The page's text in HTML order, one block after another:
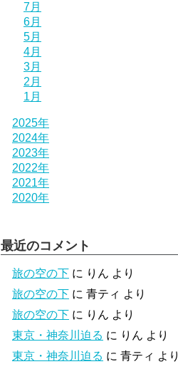
7月
6月
5月
4月
3月
2月
1月
2025年
2024年
2023年
2022年
2021年
2020年
最近のコメント
旅の空の下 に りん より
旅の空の下 に 青ティ より
旅の空の下 に りん より
東京・神奈川迫る に りん より
東京・神奈川迫る に 青ティ より